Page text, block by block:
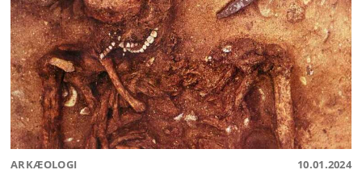
ARKÆOLOGI 10.01.2024